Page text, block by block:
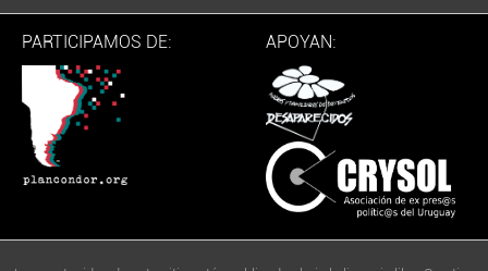
PARTICIPAMOS DE: APOYAN: